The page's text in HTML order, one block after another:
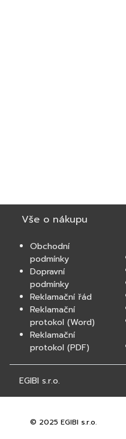
Vše o nákupu
Obchodní
podmínky
Dopravní
podmínky
Reklamační řád
Reklamační
protokol (Word)
Reklamační
protokol (PDF)
EGIBI s.r.o.
© 2025 EGIBI s.r.o.